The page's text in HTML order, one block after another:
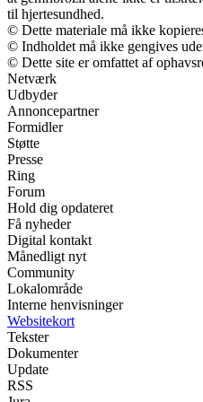
til hjertesundhed.
© Dette materiale må ikke
© Indholdet må ikke gengives
© Dette site er omfattet af
Netværk
Udbyder
Annoncepartner
Formidler
Støtte
Presse
Ring
Forum
Hold dig opdateret
Få nyheder
Digital kontakt
Månedligt nyt
Community
Lokalområde
Interne henvisninger
Websitekort
Tekster
Dokumenter
Update
RSS